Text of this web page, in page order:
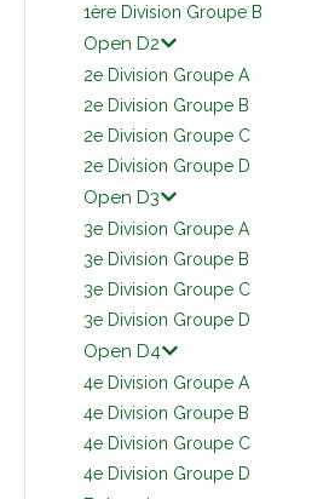
1ère Division Groupe B
Open D2
2e Division Groupe A
2e Division Groupe B
2e Division Groupe C
2e Division Groupe D
Open D3
3e Division Groupe A
3e Division Groupe B
3e Division Groupe C
3e Division Groupe D
Open D4
4e Division Groupe A
4e Division Groupe B
4e Division Groupe C
4e Division Groupe D